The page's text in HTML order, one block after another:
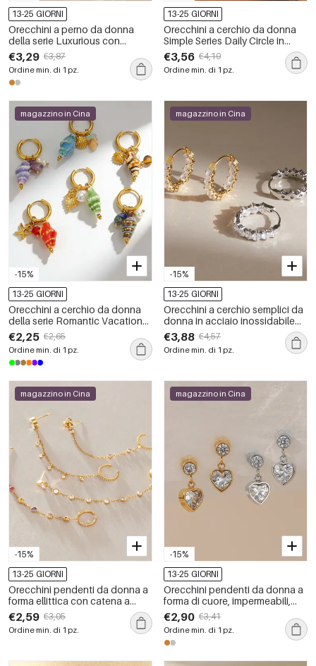
13-25 GIORNI
Orecchini a perno da donna
della serie Luxurious con
nappina, in acciaio inossidabile,
impermeabili, color oro e strass.
€3,29 €3,87
Ordine min. di 1 pz.
13-25 GIORNI
Orecchini a cerchio da donna
Simple Series Daily Circle in
acciaio inossidabile
impermeabile color oro
€3,56 €4,19
Ordine min. di 1 pz.
-15%
magazzino in Cina
13-25 GIORNI
Orecchini a cerchio da donna
della serie Romantic Vacation
con perline, conchiglia e filo, in
acciaio inossidabile,
impermeabili, colore oro.
€2,25 €2,65
Ordine min. di 1 pz.
-15%
magazzino in Cina
13-25 GIORNI
Orecchini a cerchio semplici da
donna in acciaio inossidabile
color oro, impermeabili, della
serie Luxurious.
€3,88 €4,57
Ordine min. di 1 pz.
-15%
magazzino in Cina
13-25 GIORNI
Orecchini pendenti da donna a
forma ellittica con catena a
nappine, in acciaio inossidabile,
impermeabili, della serie
Romantic Series Vacation.
€2,59 €3,05
Ordine min. di 1 pz.
-15%
magazzino in Cina
13-25 GIORNI
Orecchini pendenti da donna a
forma di cuore, impermeabili,
color oro, con zirconi.
€2,90 €3,41
Ordine min. di 1 pz.